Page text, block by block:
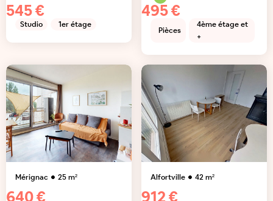
545 €
Studio 1er étage
495 €
Pièces
4ème étage et
+
Mérignac 25m²
640 €
Alfortville 42m²
912 €